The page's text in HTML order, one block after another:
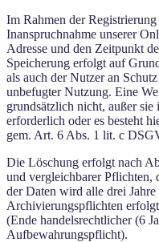
Im Rahmen der
Inanspruchnahme unserer
Adresse und den Zeitpunkt
Speicherung erfolgt auf
als auch der Nutzer an
unbefugter Nutzung. Eine
grundsätzlich nicht, außer
erforderlich oder es besteht
gem. Art. 6 Abs. 1 lit. c
Die Löschung erfolgt nach
und vergleichbarer
der Daten wird alle drei
Archivierungspflichten
(Ende handelsrechtlicher (6
Aufbewahrungspflicht).